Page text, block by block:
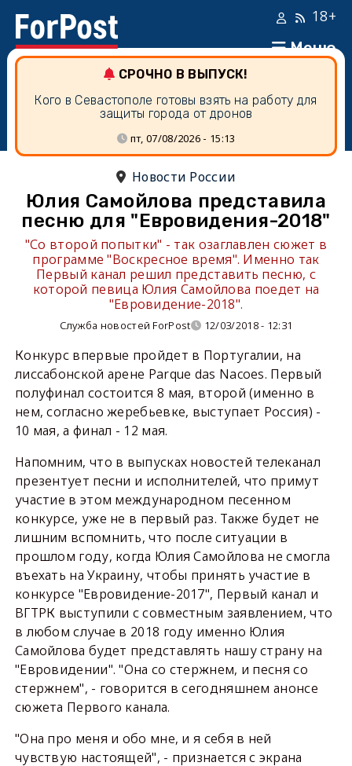
Меню
18+
СРОЧНО В ВЫПУСК!
Кого в Севастополе готовы взять на работу для
защиты города от дронов
пт, 07/08/2026 - 15:13
Новости России
Юлия Самойлова представила
песню для "Евровидения-2018"
"Со второй попытки" - так озаглавлен сюжет в
программе "Воскресное время". Именно так
Первый канал решил представить песню, с
которой певица Юлия Самойлова поедет на
"Евровидение-2018".
Служба новостей ForPost 12/03/2018 - 12:31
Конкурс впервые пройдет в Португалии, на
лиссабонской арене Parque das Nacoes. Первый
полуфинал состоится 8 мая, второй (именно в
нем, согласно жеребьевке, выступает Россия) -
10 мая, а финал - 12 мая.
Напомним, что в выпусках новостей телеканал
презентует песни и исполнителей, что примут
участие в этом международном песенном
конкурсе, уже не в первый раз. Также будет не
лишним вспомнить, что после ситуации в
прошлом году, когда Юлия Самойлова не смогла
въехать на Украину, чтобы принять участие в
конкурсе "Евровидение-2017", Первый канал и
ВГТРК выступили с совместным заявлением, что
в любом случае в 2018 году именно Юлия
Самойлова будет представлять нашу страну на
"Евровидении". "Она со стержнем, и песня со
стержнем", - говорится в сегодняшнем анонсе
сюжета Первого канала.
"Она про меня и обо мне, и я себя в ней
чувствую настоящей", - признается с экрана